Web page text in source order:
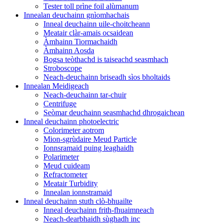
Tester toll prìne foil alùmanum
Innealan deuchainn gnìomhachais
Inneal deuchainn uile-choitcheann
Meatair clàr-amais ocsaidean
Àmhainn Tiormachaidh
Àmhainn Aosda
Bogsa teòthachd is taiseachd seasmhach
Stroboscope
Neach-deuchainn briseadh sìos bholtaids
Innealan Meidigeach
Neach-deuchainn tar-chuir
Centrifuge
Seòmar deuchainn seasmhachd dhrogaichean
Inneal deuchainn photoelectric
Colorimeter aotrom
Mion-sgrùdaire Meud Particle
Ionnsramaid puing leaghaidh
Polarimeter
Meud cuideam
Refractometer
Meatair Turbidity
Innealan ionnstramaid
Inneal deuchainn stuth clò-bhuailte
Inneal deuchainn frith-fhuaimneach
Neach-dearbhaidh sùghadh inc